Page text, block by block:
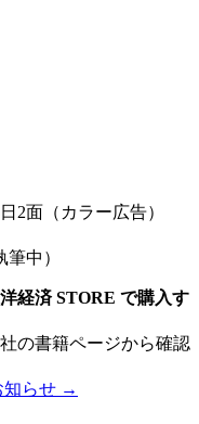
2面（カラー広告）
中）
経済 STORE で購入す
の書籍ページから確認
知らせ →